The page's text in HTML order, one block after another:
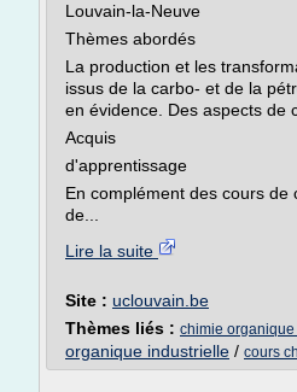
Louvain-la-Neuve
Thèmes abordés
La production et les
issus de la carbo- et de la
en évidence. Des aspects de
Acquis
d'apprentissage
En complément des cours
de...
Lire la suite
Site : uclouvain.be
Thèmes liés : chimie
organique industrielle / cours